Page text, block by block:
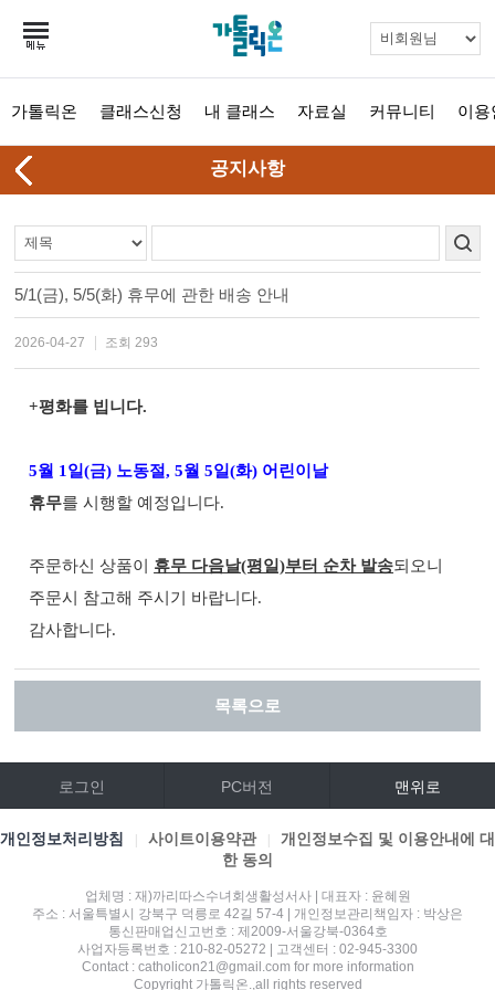
가톨릭온 클래스신청 내 클래스 자료실 커뮤니티 이용
공지사항
5/1(금), 5/5(화) 휴무에 관한 배송 안내
2026-04-27 조회 293
+평화를 빕니다.
5월 1일(금) 노동절, 5월 5일(화) 어린이날
휴무를 시행할 예정입니다.
주문하신 상품이 휴무 다음날(평일)부터 순차 발송되오니
주문시 참고해 주시기 바랍니다.
감사합니다.
목록으로
로그인 PC버전 맨위로
개인정보처리방침 사이트이용약관
개인정보수집 및 이용안내에 대
한 동의
업체명 : 재)까리따스수녀회생활성서사 | 대표자 : 윤혜원
주소 : 서울특별시 강북구 덕릉로 42길 57-4 | 개인정보관리책임자 : 박상은
통신판매업신고번호 : 제2009-서울강북-0364호
사업자등록번호 : 210-82-05272 | 고객센터 : 02-945-3300
Contact : catholicon21@gmail.com for more information
Copyright 가톨릭온.,all rights reserved